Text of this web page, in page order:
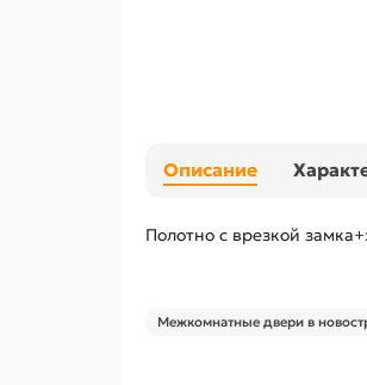
Описание
Полотно с врезкой
Межкомнатные двери в